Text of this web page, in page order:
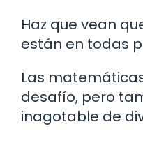
Haz que vean
están en todas
Las
desafío, pero
inagotable de